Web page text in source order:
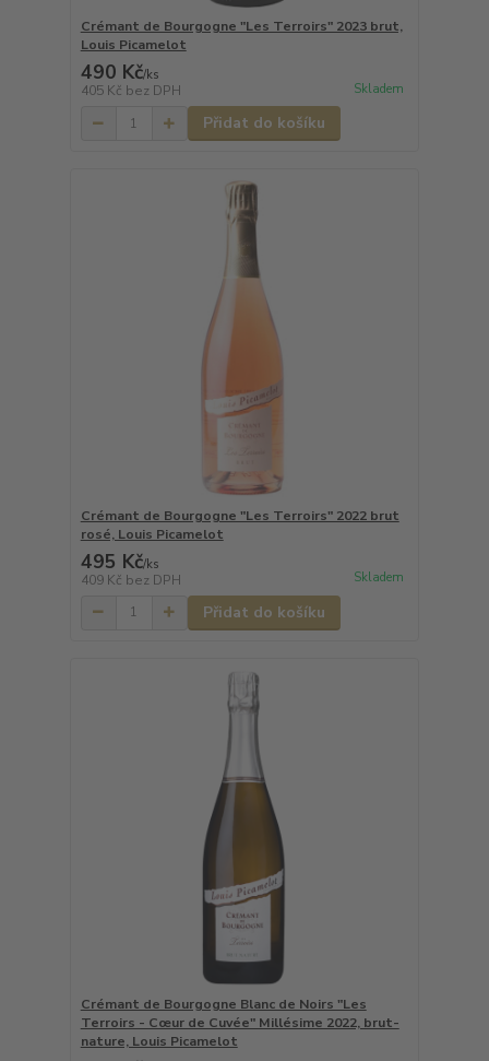
Crémant de Bourgogne "Les Terroirs" 2023 brut,
Louis Picamelot
490 Kč/ks
405 Kč bez DPH Skladem
Přidat do košíku
Crémant de Bourgogne "Les Terroirs" 2022 brut
rosé, Louis Picamelot
495 Kč/ks
409 Kč bez DPH Skladem
Přidat do košíku
Crémant de Bourgogne Blanc de Noirs "Les
Terroirs - Cœur de Cuvée" Millésime 2022, brut-
nature, Louis Picamelot